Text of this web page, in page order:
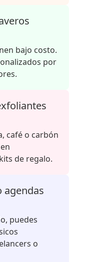
bajo costo.
por
café o carbón
de regalo.
agendas
puedes
o